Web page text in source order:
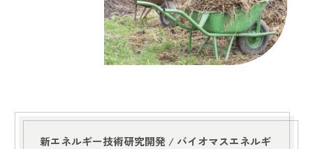
新エネルギー技術研究開発 / バイオマスエネルギ